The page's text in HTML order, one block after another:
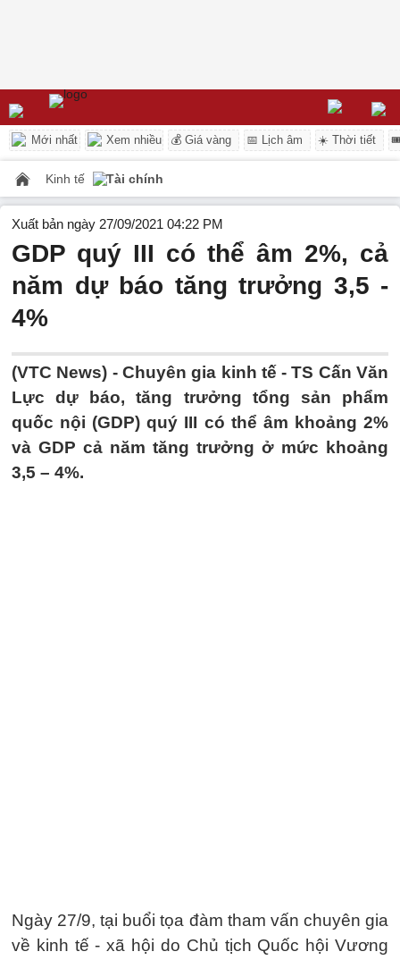
Mới nhất Xem nhiều 💰 Giá vàng 📅 Lịch âm ☀️ Thời tiết
Kinh tế Tài chính
Xuất bản ngày 27/09/2021 04:22 PM
GDP quý III có thể âm 2%, cả
năm dự báo tăng trưởng 3,5 -
4%
(VTC News) - Chuyên gia kinh tế - TS Cấn Văn
Lực dự báo, tăng trưởng tổng sản phẩm
quốc nội (GDP) quý III có thể âm khoảng 2%
và GDP cả năm tăng trưởng ở mức khoảng
3,5 – 4%.
Ngày 27/9, tại buổi tọa đàm tham vấn chuyên gia
về kinh tế - xã hội do Chủ tịch Quốc hội Vương